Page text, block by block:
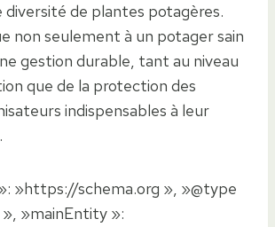
de plantes potagères.
non seulement à un potager sain
gestion durable, tant au niveau
que de la protection des
indispensables à leur
»https://schema.org », »@type
», »mainEntity »: